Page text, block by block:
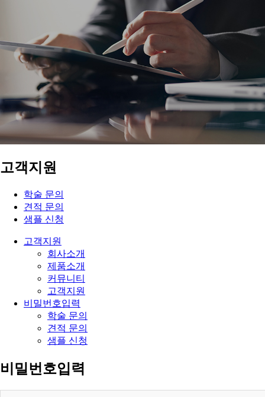
고객지원
학술 문의
견적 문의
샘플 신청
고객지원
회사소개
제품소개
커뮤니티
고객지원
비밀번호입력
학술 문의
견적 문의
샘플 신청
비밀번호입력